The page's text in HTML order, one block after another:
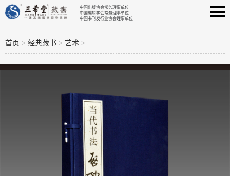
中国出版协会常务理事单位
中国编辑学会常务理事单位
中国书刊发行业协会理事单位
首页 > 经典藏书 > 艺术 >